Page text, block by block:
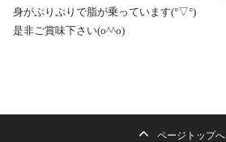
身がぷりぷりで脂が乗っています(°▽°)
是非ご賞味下さい(o^^o)
ページトップへ